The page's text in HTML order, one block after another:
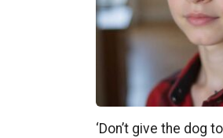
‘Don’t give the dog